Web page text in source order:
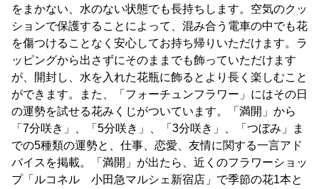
をまかない、水のない状態でも長持ちします。空気のクッ
ションで保護することによって、混み合う電車の中でも花
を傷つけることなく安心してお持ち帰りいただけます。ラ
ッピングから出さずにそのままでも飾っていただけます
が、開封し、水を入れた花瓶に飾るとより長く楽しむこと
ができます。また、「フォーチュンフラワー」にはその日
の運勢を試せる花みくじがついています。「満開」から
「7分咲き」、「5分咲き」、「3分咲き」、「つぼみ」ま
での5種類の運勢と、仕事、恋愛、友情に関する一言アド
バイスを掲載。「満開」が出たら、近くのフラワーショッ
プ「ルコネル 小田急マルシェ新宿店」で季節の花1本と